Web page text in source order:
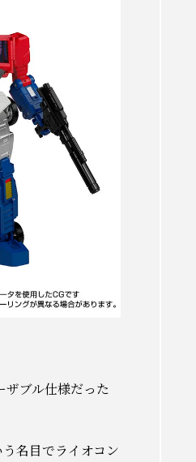
ザブル仕様だった
名目でライオコン